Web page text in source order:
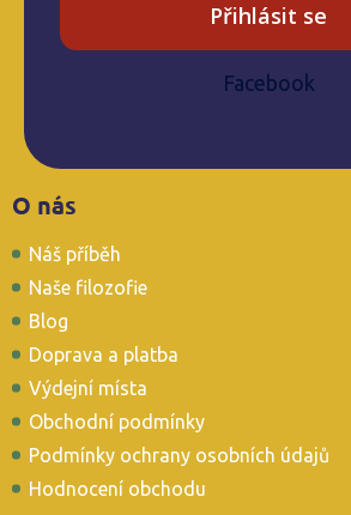
Přihlásit se
Facebook
O nás
Náš příběh
Naše filozofie
Blog
Doprava a platba
Výdejní místa
Obchodní podmínky
Podmínky ochrany osobních údajů
Hodnocení obchodu